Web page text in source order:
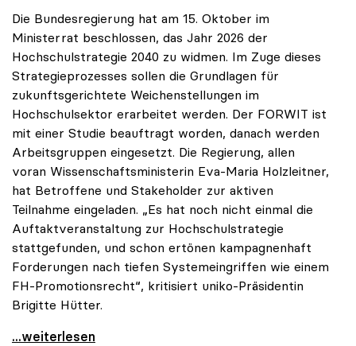
Die Bundesregierung hat am 15. Oktober im
Ministerrat beschlossen, das Jahr 2026 der
Hochschulstrategie 2040 zu widmen. Im Zuge dieses
Strategieprozesses sollen die Grundlagen für
zukunftsgerichtete Weichenstellungen im
Hochschulsektor erarbeitet werden. Der FORWIT ist
mit einer Studie beauftragt worden, danach werden
Arbeitsgruppen eingesetzt. Die Regierung, allen
voran Wissenschaftsministerin Eva-Maria Holzleitner,
hat Betroffene und Stakeholder zur aktiven
Teilnahme eingeladen. „Es hat noch nicht einmal die
Auftaktveranstaltung zur Hochschulstrategie
stattgefunden, und schon ertönen kampagnenhaft
Forderungen nach tiefen Systemeingriffen wie einem
FH-Promotionsrecht“, kritisiert uniko-Präsidentin
Brigitte Hütter.
„Deplatzierte Kampagne“: uniko irritiert über
...weiterlesen